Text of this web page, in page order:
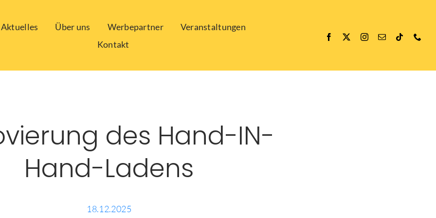
Aktuelles Über uns Werbepartner
Veranstaltungen
Kontakt
des Hand-IN-
Hand-Ladens
18.12.2025